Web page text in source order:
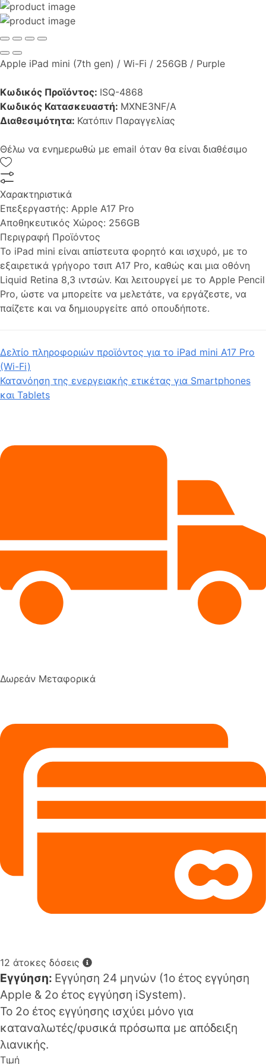
Apple iPad mini (7th gen) / Wi-Fi / 256GB / Purple
Κωδικός Προϊόντος: ISQ-4868
Κωδικός Κατασκευαστή: MXNE3NF/A
Διαθεσιμότητα: Κατόπιν Παραγγελίας
Θέλω να ενημερωθώ με email όταν θα είναι διαθέσιμο
Χαρακτηριστικά
Επεξεργαστής: Apple A17 Pro
Αποθηκευτικός Χώρος: 256GB
Περιγραφή Προϊόντος
Το iPad mini είναι απίστευτα φορητό και ισχυρό, με το
εξαιρετικά γρήγορο τσιπ A17 Pro, καθώς και μια οθόνη
Liquid Retina 8,3 ιντσών. Και λειτουργεί με το Apple Pencil
Pro, ώστε να μπορείτε να μελετάτε, να εργάζεστε, να
παίζετε και να δημιουργείτε από οπουδήποτε.
Δελτίο πληροφοριών προϊόντος για το iPad mini A17 Pro
(Wi-Fi)
Κατανόηση της ενεργειακής ετικέτας για Smartphones
και Tablets
Δωρεάν Μεταφορικά
12 άτοκες δόσεις
Εγγύηση: Εγγύηση 24 μηνών (1o έτος εγγύηση
Apple & 2ο έτος εγγύηση iSystem).
Το 2ο έτος εγγύησης ισχύει μόνο για
καταναλωτές/φυσικά πρόσωπα με απόδειξη
λιανικής.
Τιμή